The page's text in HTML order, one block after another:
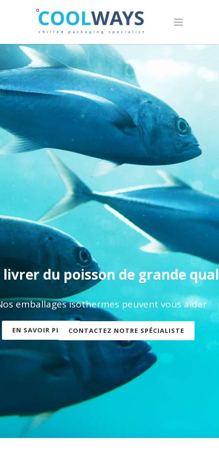
livrer du poisson de grande
EN SAVOIR PLUS
emballages isothermes peuvent vous aider
CONTACTEZ NOTRE SPÉCIALISTE